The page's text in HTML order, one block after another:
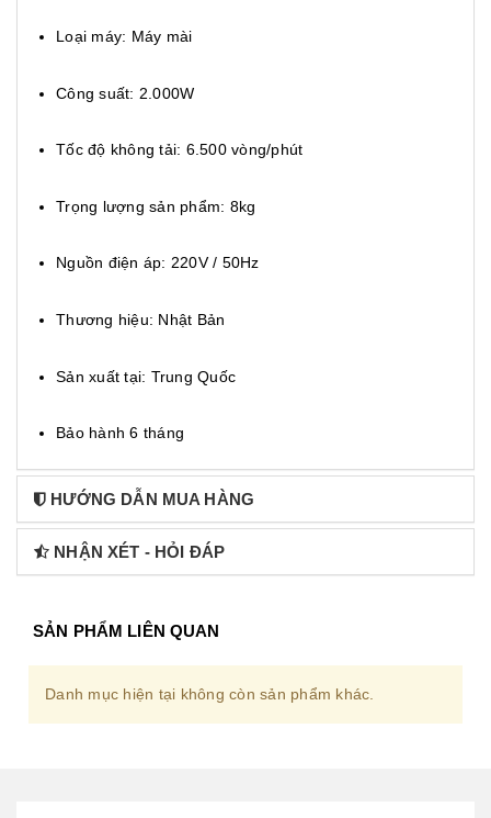
Loại máy: Máy mài
Công suất: 2.000W
Tốc độ không tải: 6.500 vòng/phút
Trọng lượng sản phẩm: 8kg
Nguồn điện áp: 220V / 50Hz
Thương hiệu: Nhật Bản
Sản xuất tại: Trung Quốc
Bảo hành 6 tháng
HƯỚNG DẪN MUA HÀNG
NHẬN XÉT - HỎI ĐÁP
SẢN PHẨM LIÊN QUAN
Danh mục hiện tại không còn sản phẩm khác.